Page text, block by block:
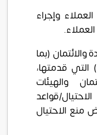
وإجراء
والائتمان (بما
التي قدمتها،
والهيئات
قواعد
منع الاحتيال